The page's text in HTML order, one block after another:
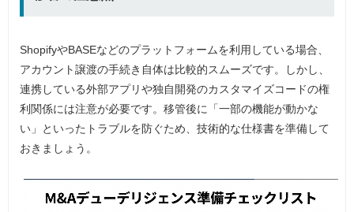
ShopifyやBASEなどのプラットフォームを利用している場合、
アカウント譲渡の手続き自体は比較的スムーズです。しかし、
連携している外部アプリや独自開発のカスタマイズコードの権
利関係には注意が必要です。移管後に「一部の機能が動かな
い」といったトラブルを防ぐため、技術的な仕様書を準備して
おきましょう。